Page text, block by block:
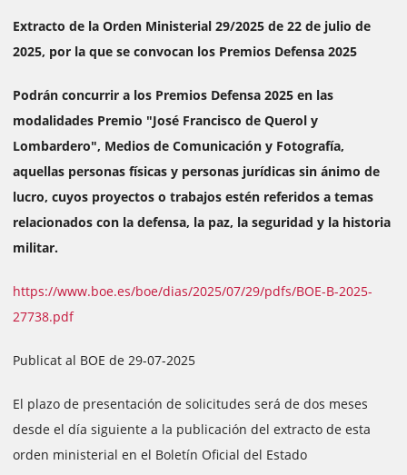
Extracto de la Orden Ministerial 29/2025 de 22 de julio de
2025, por la que se convocan los Premios Defensa 2025
Podrán concurrir a los Premios Defensa 2025 en las
modalidades Premio "José Francisco de Querol y
Lombardero", Medios de Comunicación y Fotografía,
aquellas personas físicas y personas jurídicas sin ánimo de
lucro, cuyos proyectos o trabajos estén referidos a temas
relacionados con la defensa, la paz, la seguridad y la historia
militar.
https://www.boe.es/boe/dias/2025/07/29/pdfs/BOE-B-2025-
27738.pdf
Publicat al BOE de 29-07-2025
El plazo de presentación de solicitudes será de dos meses
desde el día siguiente a la publicación del extracto de esta
orden ministerial en el Boletín Oficial del Estado